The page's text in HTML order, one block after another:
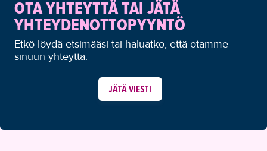
OTA YHTEYTTÄ TAI JÄTÄ
YHTEYDENOTTOPYYNTÖ
Etkö löydä etsimääsi tai haluatko, että otamme
sinuun yhteyttä.
JÄTÄ VIESTI